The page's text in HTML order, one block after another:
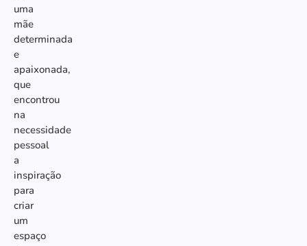
uma
mãe
determinada
e
apaixonada,
que
encontrou
na
necessidade
pessoal
a
inspiração
para
criar
um
espaço